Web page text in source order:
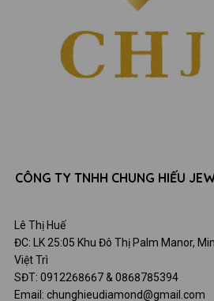
CÔNG TY TNHH CHUNG HIẾU
Lê Thị Huế
ĐC: LK 25:05 Khu Đô Thị Palm Manor,
Việt Trì
SĐT: 0912268667 & 0868785394
Email: chunghieudiamond@gmail.com